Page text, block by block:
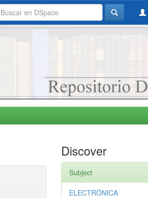
Discover
Subject
ELECTRÓNICA